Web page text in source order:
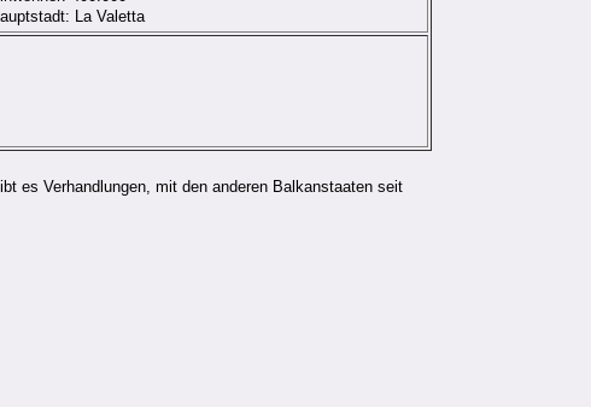
La Valetta
es Verhandlungen, mit den anderen Balkanstaaten seit